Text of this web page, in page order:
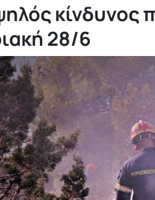
κίνδυνος
28/6